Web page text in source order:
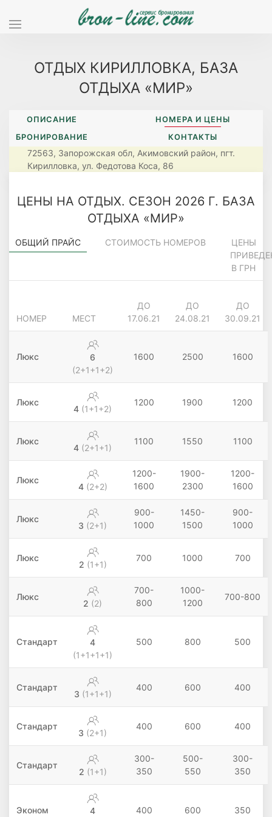
ОТДЫХ КИРИЛЛОВКА, БАЗА
ОТДЫХА «МИР»
ОПИСАНИЕ
НОМЕРА И ЦЕНЫ
БРОНИРОВАНИЕ
КОНТАКТЫ
72563, Запорожская обл, Акимовский район, пгт.
Кирилловка, ул. Федотова Коса, 86
ЦЕНЫ НА ОТДЫХ. СЕЗОН 2026 Г. БАЗА
ОТДЫХА «МИР»
ОБЩИЙ ПРАЙС СТОИМОСТЬ НОМЕРОВ
ЦЕНЫ
В ГРН
НОМЕР МЕСТ
ДО
17.06.21
ДО
24.08.21
ДО
30.09.21
Люкс
6
(2+1+1+2)
1600 2500 1600
Люкс
4 (1+1+2)
1200 1900 1200
Люкс
4 (2+1+1)
1100 1550 1100
Люкс
4 (2+2)
1200-
1600
1900-
2300
1200-
1600
Люкс
3 (2+1)
900-
1000
1450-
1500
900-
1000
Люкс
2 (1+1)
700 1000 700
Люкс
2 (2)
700-
800
1000-
1200
700-800
Стандарт
4
(1+1+1+1)
500 800 500
Стандарт
3 (1+1+1)
400 600 400
Стандарт
3 (2+1)
400 600 400
Стандарт
2 (1+1)
300-
350
500-
550
300-
350
Эконом 4 400 600 350